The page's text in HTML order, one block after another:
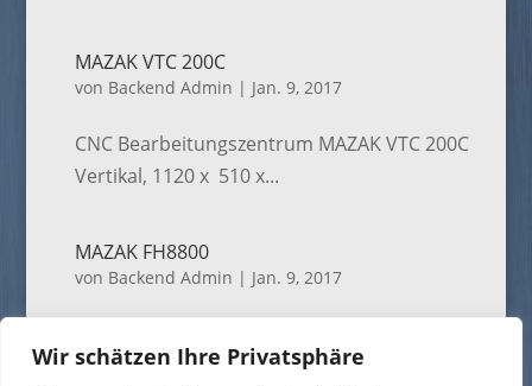
Wir schätzen Ihre Privatsphäre
MAZAK VTC 200C
von Backend Admin | Jan. 9, 2017
CNC Bearbeitungszentrum MAZAK VTC 200C
Vertikal, 1120 x 510 x...
MAZAK FH8800
von Backend Admin | Jan. 9, 2017
Horizontal, 4 Achsen, 1300 x 1100 x...